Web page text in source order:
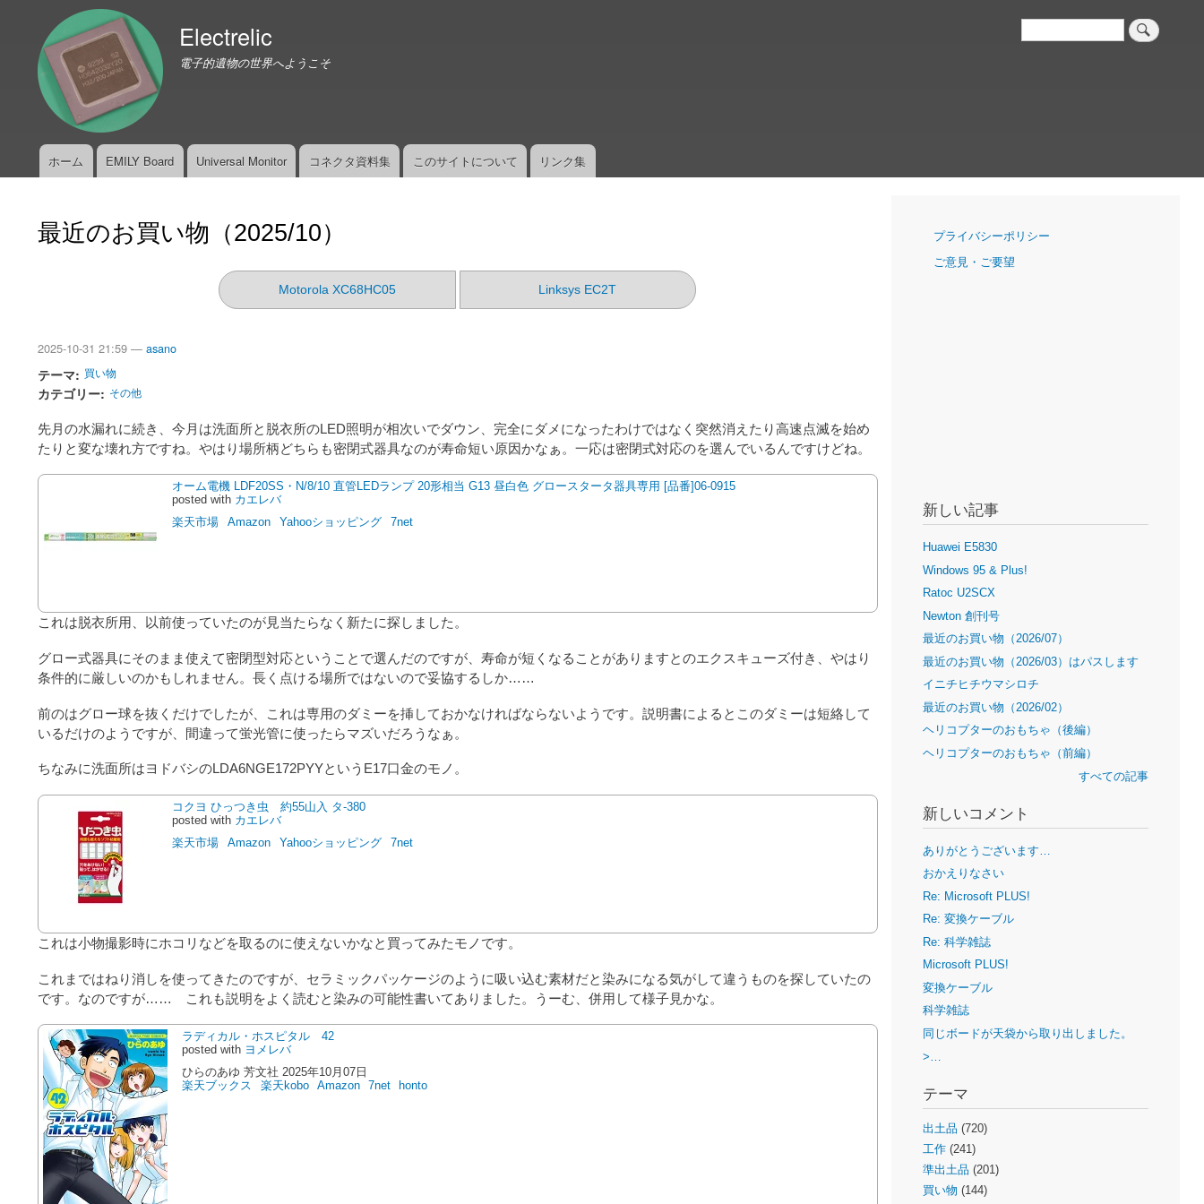
検
索
Electrelic
電子的遺物の世界へようこそ
メ
ホーム EMILY Board Universal Monitor コネクタ資料集 このサイトについて リンク集
最近のお買い物（2025/10）
Motorola XC68HC05 Linksys EC2T
2025-10-31 21:59 — asano
テーマ 買い物
カテゴリー その他
先月の水漏れに続き、今月は洗面所と脱衣所のLED照明が相次いでダウン、完全にダメになったわけではなく突然消えたり高速点滅を始め
たりと変な壊れ方ですね。やはり場所柄どちらも密閉式器具なのが寿命短い原因かなぁ。一応は密閉式対応のを選んでいるんですけどね。
オーム電機 LDF20SS・N/8/10 直管LEDランプ 20形相当 G13 昼白色 グロースタータ器具専用 [品番]06-0915
posted with カエレバ
楽天市場
Amazon Yahooショッピング 7net
これは脱衣所用、以前使っていたのが見当たらなく新たに探しました。
グロー式器具にそのまま使えて密閉型対応ということで選んだのですが、寿命が短くなることがありますとのエクスキューズ付き、やはり
条件的に厳しいのかもしれません。長く点ける場所ではないので妥協するしか……
前のはグロー球を抜くだけでしたが、これは専用のダミーを挿しておかなければならないようです。説明書によるとこのダミーは短絡して
いるだけのようですが、間違って蛍光管に使ったらマズいだろうなぁ。
ちなみに洗面所はヨドバシのLDA6NGE172PYYというE17口金のモノ。
コクヨ ひっつき虫 約55山入 タ-380
posted with カエレバ
楽天市場
Amazon Yahooショッピング 7net
これは小物撮影時にホコリなどを取るのに使えないかなと買ってみたモノです。
これまではねり消しを使ってきたのですが、セラミックパッケージのように吸い込む素材だと染みになる気がして違うものを探していたの
です。なのですが…… これも説明をよく読むと染みの可能性書いてありました。うーむ、併用して様子見かな。
ラディカル・ホスピタル 42
posted with ヨメレバ
ひらのあゆ 芳文社 2025年10月07日
楽天ブックス
楽天kobo Amazon 7net honto
ナ
ゲ
プライバシーポリシー
ご意見・ご要望
新しい記事
Huawei E5830
Windows 95 & Plus!
Ratoc U2SCX
Newton 創刊号
最近のお買い物（2026/07）
最近のお買い物（2026/03）はパスします
イニチヒチウマシロチ
最近のお買い物（2026/02）
ヘリコプターのおもちゃ（後編）
ヘリコプターのおもちゃ（前編）
すべての記事
新しいコメント
ありがとうございます…
おかえりなさい
Re: Microsoft PLUS!
Re: 変換ケーブル
Re: 科学雑誌
Microsoft PLUS!
変換ケーブル
科学雑誌
同じボードが天袋から取り出しました。
>…
テーマ
出土品 (720)
工作(241)
準出土品 (201)
買い物 (144)